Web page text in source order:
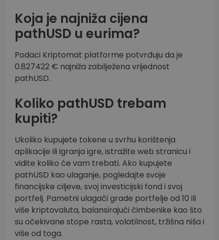
Koja je najniža cijena
pathUSD u eurima?
Podaci Kriptomat platforme potvrđuju da je
0.827422 € najniža zabilježena vrijednost
pathUSD.
Koliko pathUSD trebam
kupiti?
Ukoliko kupujete tokene u svrhu korištenja
aplikacije ili igranja igre, istražite web stranicu i
vidite koliko će vam trebati. Ako kupujete
pathUSD kao ulaganje, pogledajte svoje
financijske ciljeve, svoj investicijski fond i svoj
portfelj. Pametni ulagači grade portfelje od 10 ili
više kriptovaluta, balansirajući čimbenike kao što
su očekivane stope rasta, volatilnost, tržišna niša i
više od toga.